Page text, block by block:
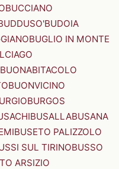
BUCCIANO
BUDOIA
BUGLIO IN MONTE
BUONABITACOLO
BUONVICINO
BURGOS
BUSALLABUSANA
BUSETO PALIZZOLO
SUL TIRINOBUSSO
ARSIZIO